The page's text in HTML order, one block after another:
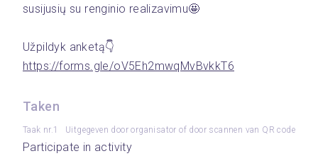
susijusių su renginio realizavimu🤩
Užpildyk anketą👇
https://forms.gle/oV5Eh2mwqMvBvkkT6
Taken
Taak nr.1 Uitgegeven door organisator of door scannen van QR code
Participate in activity